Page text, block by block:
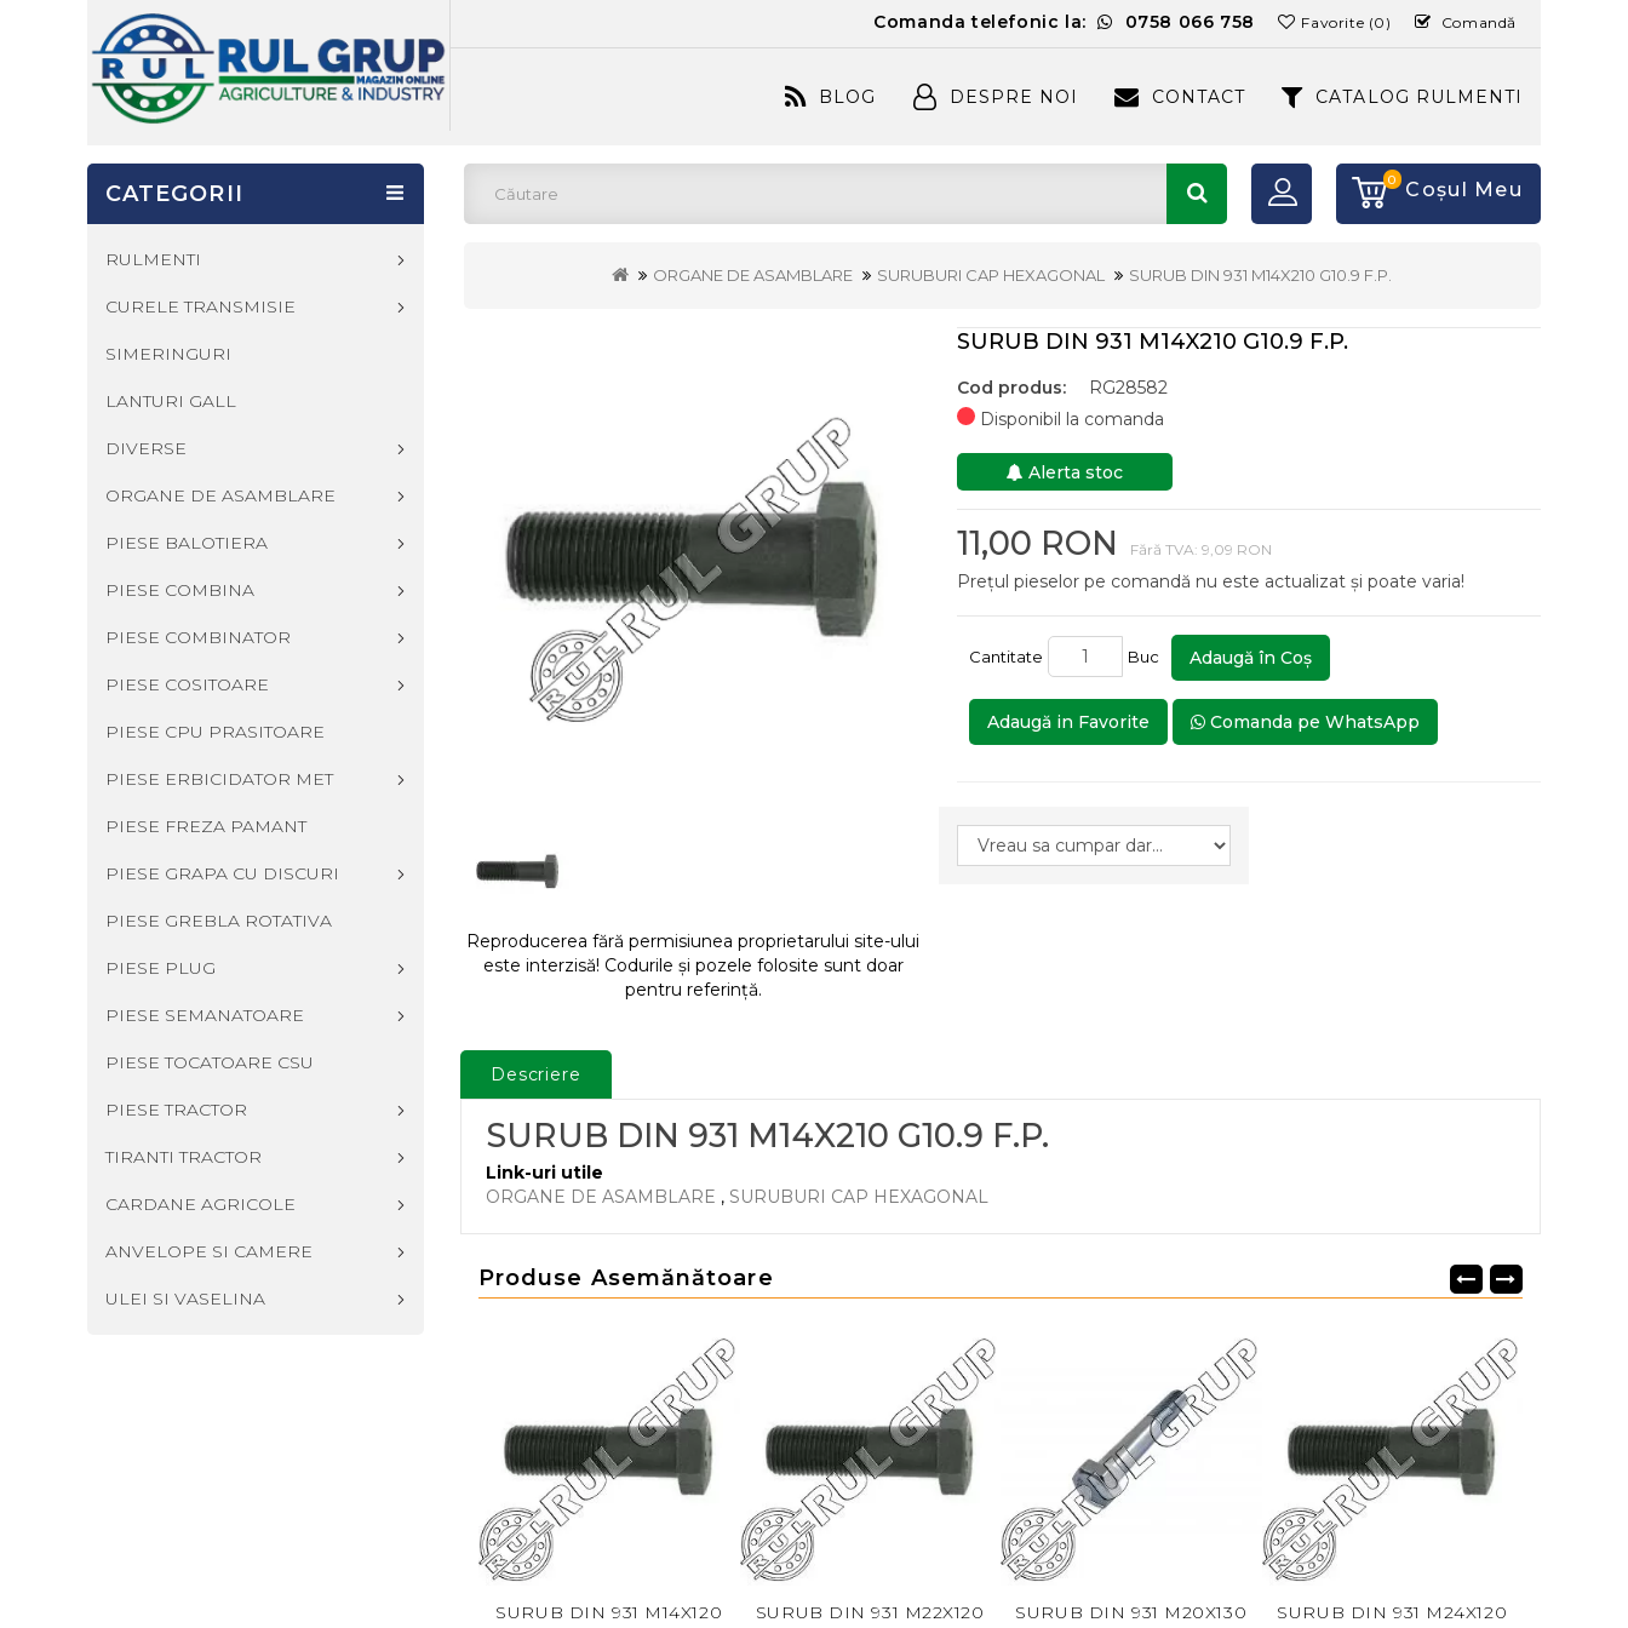
Comanda telefonic la: 0758 066 758 Favorite (0) Comandă
BLOG DESPRE NOI CONTACT CATALOG RULMENTI
0 Coşul Meu
ORGANE DE ASAMBLARE SURUBURI CAP HEXAGONAL SURUB DIN 931 M14X210 G10.9 F.P.
CATEGORII
RULMENTI
CURELE TRANSMISIE
SIMERINGURI
LANTURI GALL
DIVERSE
ORGANE DE ASAMBLARE
PIESE BALOTIERA
PIESE COMBINA
PIESE COMBINATOR
PIESE COSITOARE
PIESE CPU PRASITOARE
PIESE ERBICIDATOR MET
PIESE FREZA PAMANT
PIESE GRAPA CU DISCURI
PIESE GREBLA ROTATIVA
PIESE PLUG
PIESE SEMANATOARE
PIESE TOCATOARE CSU
PIESE TRACTOR
TIRANTI TRACTOR
CARDANE AGRICOLE
ANVELOPE SI CAMERE
ULEI SI VASELINA
Reproducerea fără permisiunea proprietarului site-ului
este interzisă! Codurile și pozele folosite sunt doar
pentru referință.
SURUB DIN 931 M14X210 G10.9 F.P.
Cod produs:
RG28582
Disponibil la comanda
Alerta stoc
11,00 RON Fără TVA: 9,09 RON
Prețul pieselor pe comandă nu este actualizat și poate varia!
Cantitate Buc Adaugă în Coş
Adaugă in Favorite Comanda pe WhatsApp
Descriere
SURUB DIN 931 M14X210 G10.9 F.P.
Link-uri utile
ORGANE DE ASAMBLARE , SURUBURI CAP HEXAGONAL
Produse Asemănătoare
SURUB DIN 931 M14X120
SURUB DIN 931 M22X120
SURUB DIN 931 M20X130
SURUB DIN 931 M24X120
SURUB DIN 931